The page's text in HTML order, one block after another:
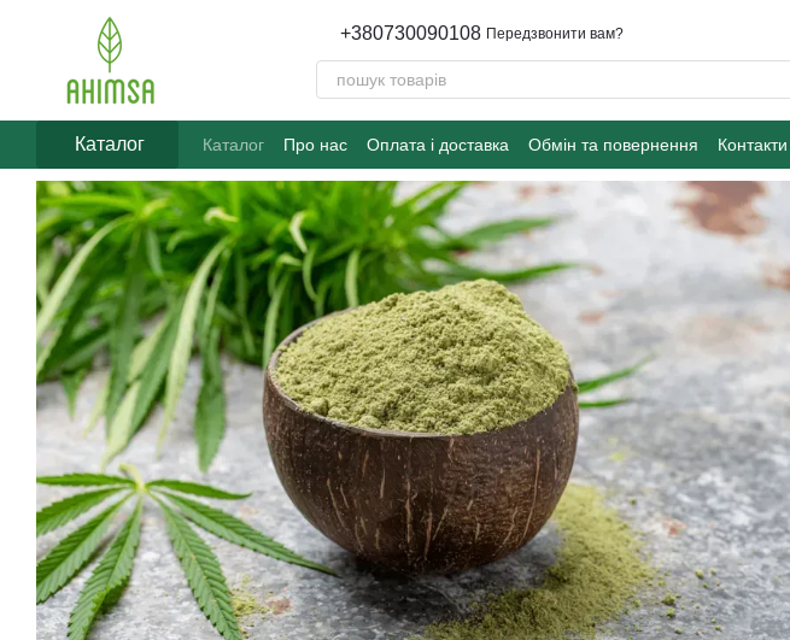
Перейти до основного контенту
+380730090108 Передзвонити вам?
Каталог Каталог Про нас Оплата і доставка Обмін та повернення Контакти